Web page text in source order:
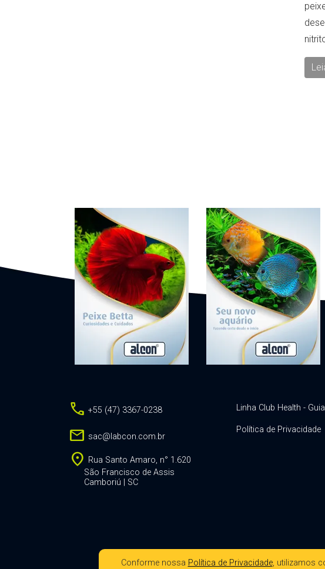
Conforme nossa Política de Privacidade, utilizamos
call +55 (47) 3367-0238
mail sac@labcon.com.br
location_on Rua Santo Amaro, n° 1.620
São Francisco de Assis
Camboriú | SC
Linha Club Health -
Política de Privacidade